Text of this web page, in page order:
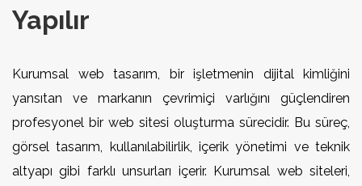
Yapılır
Kurumsal web tasarım, bir işletmenin dijital kimliğini
yansıtan ve markanın çevrimiçi varlığını güçlendiren
profesyonel bir web sitesi oluşturma sürecidir. Bu süreç,
görsel tasarım, kullanılabilirlik, içerik yönetimi ve teknik
altyapı gibi farklı unsurları içerir. Kurumsal web siteleri,